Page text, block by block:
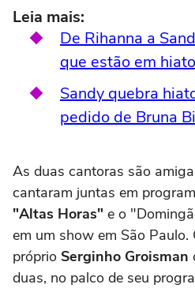
Leia mais:
De Rihanna a
que estão em
Sandy quebra
pedido de Bruna
As duas cantoras são
cantaram juntas em
"Altas Horas" e o
em um show em São Paulo.
próprio Serginho Groisman
duas, no palco de seu